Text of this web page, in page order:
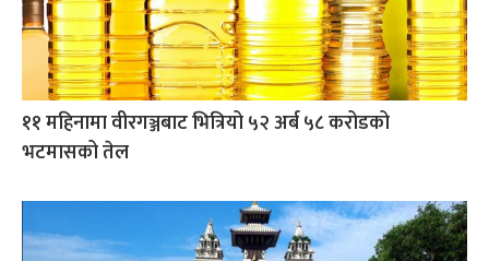
११ महिनामा वीरगञ्जबाट भित्रियो ५२ अर्ब ५८ करोडको
भटमासको तेल